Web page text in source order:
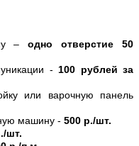
–одно отверстие 50
- 100 рублей за
или варочную панель
машину - 500 р./шт.
шт.